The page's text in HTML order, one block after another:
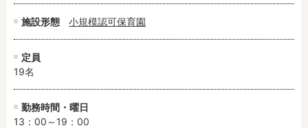
施設形態 小規模認可保育園
定員
19名
勤務時間・曜日
13：00～19：00